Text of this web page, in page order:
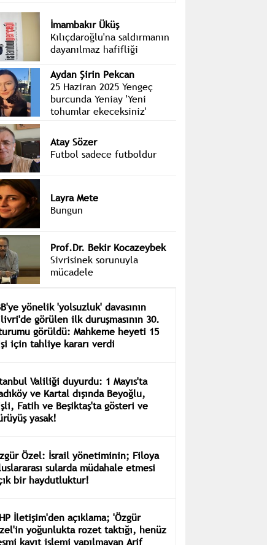
İmambakır Üküş
Kılıçdaroğlu'na saldırmanın
dayanılmaz hafifliği
Aydan Şirin Pekcan
25 Haziran 2025 Yengeç
burcunda Yeniay 'Yeni
tohumlar ekeceksiniz'
Atay Sözer
Futbol sadece futboldur
Layra Mete
Bungun
Prof.Dr. Bekir Kocazeybek
Sivrisinek sorunuyla
mücadele
yönelik 'yolsuzluk' davasının
görülen ilk duruşmasının 30.
görüldü: Mahkeme heyeti 15
için tahliye kararı verdi
Valiliği duyurdu: 1 Mayıs'ta
ve Kartal dışında Beyoğlu,
Fatih ve Beşiktaş'ta gösteri ve
yasak!
Özel: İsrail yönetiminin; Filoya
sularda müdahale etmesi
bir haydutluktur!
İletişim'den açıklama; 'Özgür
yoğunlukta rozet taktığı, henüz
kayıt işlemi yapılmayan Arif